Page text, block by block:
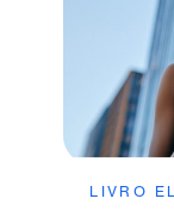
LIVRO